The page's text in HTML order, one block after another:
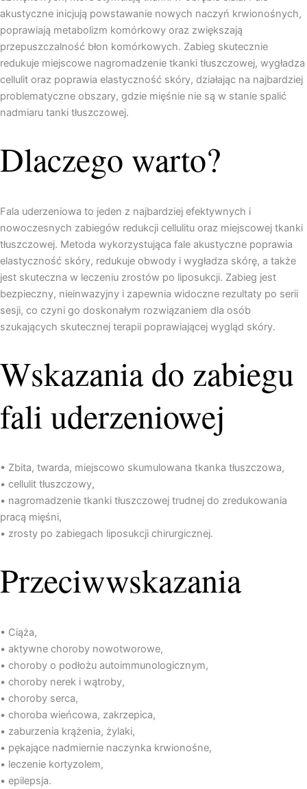
akustyczne inicjują powstawanie nowych naczyń krwionośnych,
poprawiają metabolizm komórkowy oraz zwiększają
przepuszczalność błon komórkowych. Zabieg skutecznie
redukuje miejscowe nagromadzenie tkanki tłuszczowej, wygładza
cellulit oraz poprawia elastyczność skóry, działając na najbardziej
problematyczne obszary, gdzie mięśnie nie są w stanie spalić
nadmiaru tanki tłuszczowej.
Dlaczego warto?
Fala uderzeniowa to jeden z najbardziej efektywnych i
nowoczesnych zabiegów redukcji cellulitu oraz miejscowej tkanki
tłuszczowej. Metoda wykorzystująca fale akustyczne poprawia
elastyczność skóry, redukuje obwody i wygładza skórę, a także
jest skuteczna w leczeniu zrostów po liposukcji. Zabieg jest
bezpieczny, nieinwazyjny i zapewnia widoczne rezultaty po serii
sesji, co czyni go doskonałym rozwiązaniem dla osób
szukających skutecznej terapii poprawiającej wygląd skóry.
Wskazania do zabiegu
fali uderzeniowej
• Zbita, twarda, miejscowo skumulowana tkanka tłuszczowa,
• cellulit tłuszczowy,
• nagromadzenie tkanki tłuszczowej trudnej do zredukowania
pracą mięśni,
• zrosty po zabiegach liposukcji chirurgicznej.
Przeciwwskazania
• Ciąża,
• aktywne choroby nowotworowe,
• choroby o podłożu autoimmunologicznym,
• choroby nerek i wątroby,
• choroby serca,
• choroba wieńcowa, zakrzepica,
• zaburzenia krążenia, żylaki,
• pękające nadmiernie naczynka krwionośne,
• leczenie kortyzolem,
• epilepsja.